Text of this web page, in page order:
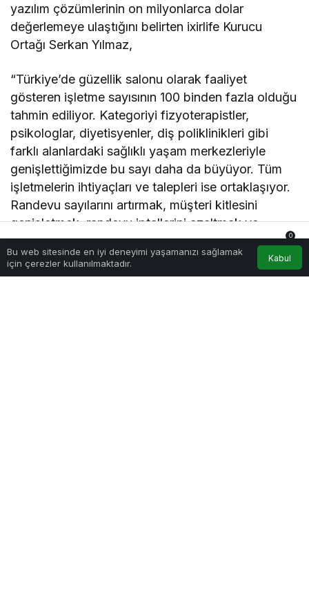
yazılım çözümlerinin on milyonlarca dolar
değerlemeye ulaştığını belirten ixirlife Kurucu
Ortağı Serkan Yılmaz,
“Türkiye’de güzellik salonu olarak faaliyet
gösteren işletme sayısının 100 binden fazla olduğu
tahmin ediliyor. Kategoriyi fizyoterapistler,
psikologlar, diyetisyenler, diş poliklinikleri gibi
farklı alanlardaki sağlıklı yaşam merkezleriyle
genişlettiğimizde bu sayı daha da büyüyor. Tüm
işletmelerin ihtiyaçları ve talepleri ise ortaklaşıyor.
Randevu sayılarını artırmak, müşteri kitlesini
genişletmek, randevu iptallerini azaltmak ve
müşteri sadakat programları geliştirmek. Sağlıklı
yaşam merkezlerine dijital çözümler sunan
yenilikçi bir platform olarak bu ihtiyaçlara yanıt
Bu web sitesinde en iyi deneyimi yaşamanızı sağlamak
için çerezler kullanılmaktadır.
Kabul
Anasayfa Akış Hesabım Bildirimler
0